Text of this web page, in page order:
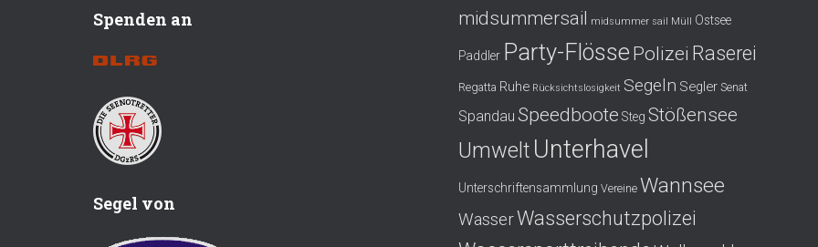
Spenden an
Segel von
midsummersail midsummer sail Müll Ostsee
Paddler Party-FlössePolizei Raserei
Regatta Ruhe Rücksichtslosigkeit Segeln Segler Senat
Spandau Speedboote Steg Stößensee
Umwelt Unterhavel
Unterschriftensammlung Vereine Wannsee
WasserWasserschutzpolizei